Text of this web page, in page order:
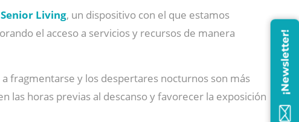
Living, un dispositivo con el que estamos
el acceso a servicios y recursos de manera
fragmentarse y los despertares nocturnos son más
las horas previas al descanso y favorecer la exposición
¡Newsletter!